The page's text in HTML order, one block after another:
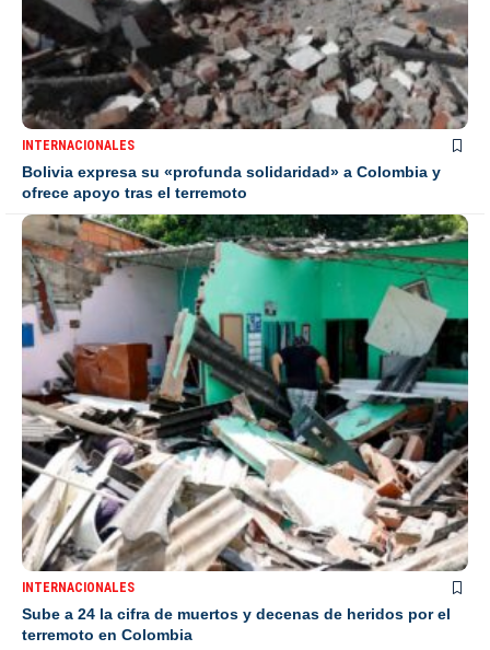
INTERNACIONALES
Bolivia expresa su «profunda solidaridad» a Colombia y
ofrece apoyo tras el terremoto
INTERNACIONALES
Sube a 24 la cifra de muertos y decenas de heridos por el
terremoto en Colombia